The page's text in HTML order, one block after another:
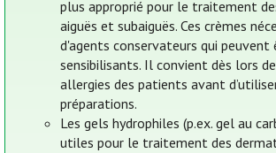
plus approprié pour le traitement
aiguës et subaiguës. Ces crèmes
d'agents conservateurs qui peuvent
sensibilisants. Il convient dès lors
allergies des patients avant
préparations.
Les gels hydrophiles (p.ex. gel au
utiles pour le traitement des